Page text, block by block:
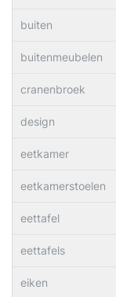
buiten
buitenmeubelen
cranenbroek
design
eetkamer
eetkamerstoelen
eettafel
eettafels
eiken